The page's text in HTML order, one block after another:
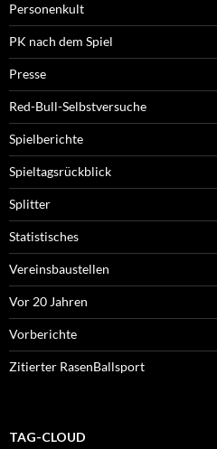
Personenkult
PK nach dem Spiel
Presse
Red-Bull-Selbstversuche
Spielberichte
Spieltagsrückblick
Splitter
Statistisches
Vereinsbaustellen
Vor 20 Jahren
Vorberichte
Zitierter RasenBallsport
TAG-CLOUD